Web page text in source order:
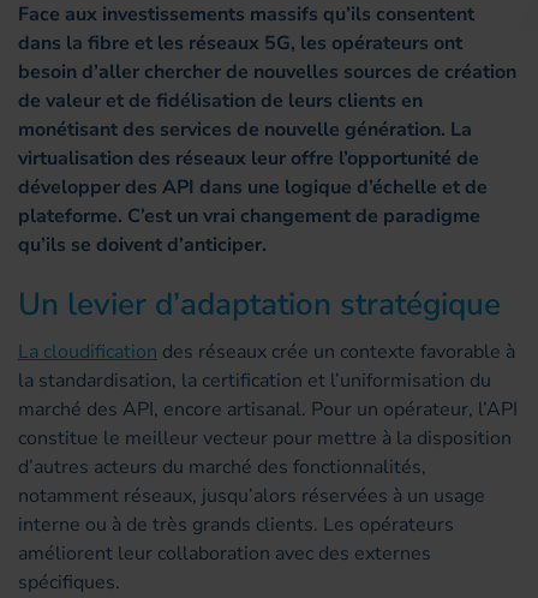
Face aux investissements massifs qu’ils consentent
dans la fibre et les réseaux 5G, les opérateurs ont
besoin d’aller chercher de nouvelles sources de création
de valeur et de fidélisation de leurs clients en
monétisant des services de nouvelle génération. La
virtualisation des réseaux leur offre l’opportunité de
développer des API dans une logique d’échelle et de
plateforme. C’est un vrai changement de paradigme
qu’ils se doivent d’anticiper.
Un levier d’adaptation stratégique
La cloudification des réseaux crée un contexte favorable à
la standardisation, la certification et l’uniformisation du
marché des API, encore artisanal. Pour un opérateur, l’API
constitue le meilleur vecteur pour mettre à la disposition
d’autres acteurs du marché des fonctionnalités,
notamment réseaux, jusqu’alors réservées à un usage
interne ou à de très grands clients. Les opérateurs
améliorent leur collaboration avec des externes
spécifiques.